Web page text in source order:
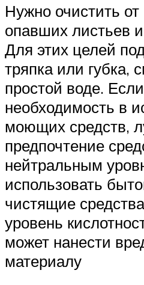
Нужно очистить
опавших листьев
Для этих целей
тряпка или губка,
простой воде.
необходимость в
моющих средств,
предпочтение
нейтральным
использовать
чистящие
уровень
может нанести
материалу